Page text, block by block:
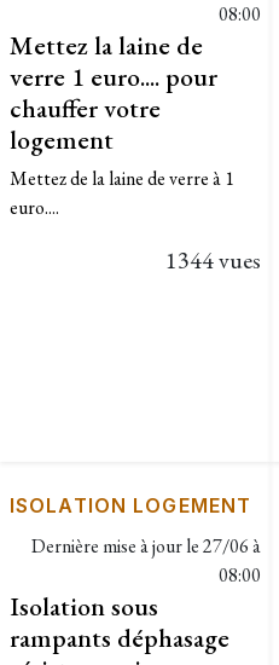
08:00
Mettez la laine de
verre 1 euro.... pour
chauffer votre
logement
Mettez de la laine de verre à 1
euro....
1344 vues
ISOLATION LOGEMENT
Dernière mise à jour le27/06 à
08:00
Isolation sous
rampants déphasage